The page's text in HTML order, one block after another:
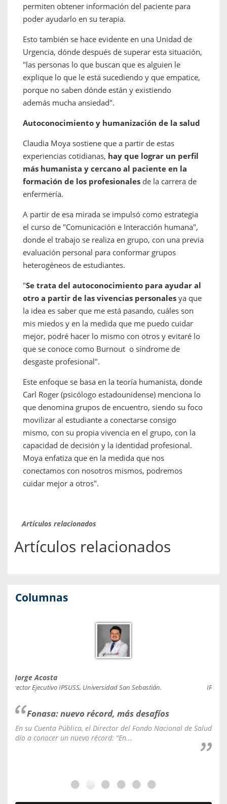
permiten obtener información del paciente para
poder ayudarlo en su terapia.
Esto también se hace evidente en una Unidad de
Urgencia, dónde después de superar esta situación,
"las personas lo que buscan que es alguien le
explique lo que le está sucediendo y que empatice,
porque no saben dónde están y existiendo
además mucha ansiedad".
Autoconocimiento y humanización de la salud
Claudia Moya sostiene que a partir de estas
experiencias cotidianas, hay que lograr un perfil
más humanista y cercano al paciente en la
formación de los profesionales de la carrera de
enfermería.
A partir de esa mirada se impulsó como estrategia
el curso de "Comunicación e Interacción humana",
donde el trabajo se realiza en grupo, con una previa
evaluación personal para conformar grupos
heterogéneos de estudiantes.
"Se trata del autoconocimiento para ayudar al
otro a partir de las vivencias personales ya que
la idea es saber que me está pasando, cuáles son
mis miedos y en la medida que me puedo cuidar
mejor, podré hacer lo mismo con otros y evitaré lo
que se conoce como Burnout o síndrome de
desgaste profesional".
Este enfoque se basa en la teoría humanista, donde
Carl Roger (psicólogo estadounidense) menciona lo
que denomina grupos de encuentro, siendo su foco
movilizar al estudiante a conectarse consigo
mismo, con su propia vivencia en el grupo, con la
capacidad de decisión y la identidad profesional.
Moya enfatiza que en la medida que nos
conectamos con nosotros mismos, podremos
cuidar mejor a otros".
Artículos relacionados
Artículos relacionados
Columnas
Jorge Acosta
Director Ejecutivo IPSUSS, Universidad San Sebastián.
Fonasa: nuevo récord, más desafíos
En su Cuenta Pública, el Director del Fondo Nacional de Salud
dio a conocer un nuevo récord: “En...